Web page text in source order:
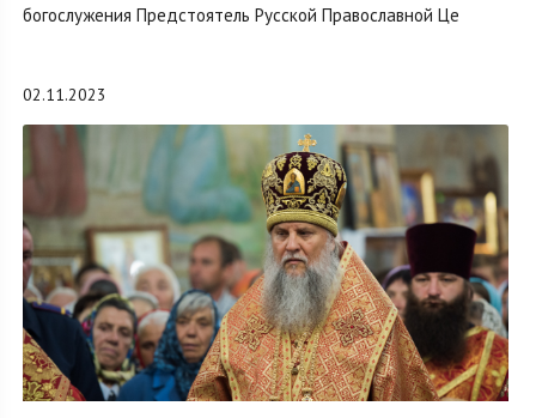
богослужения Предстоятель Русской Православной Це
02.11.2023